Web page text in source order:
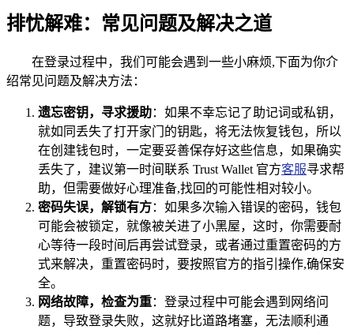
排忧解难：常见问题及解决之道
在登录过程中，我们可能会遇到一些小麻烦,下面为你介
绍常见问题及解决方法：
遗忘密钥，寻求援助：如果不幸忘记了助记词或私钥，
就如同丢失了打开家门的钥匙，将无法恢复钱包，所以
在创建钱包时，一定要妥善保存好这些信息，如果确实
丢失了，建议第一时间联系 Trust Wallet 官方客服寻求帮
助，但需要做好心理准备,找回的可能性相对较小。
密码失误，解锁有方：如果多次输入错误的密码，钱包
可能会被锁定，就像被关进了小黑屋，这时，你需要耐
心等待一段时间后再尝试登录，或者通过重置密码的方
式来解决，重置密码时，要按照官方的指引操作,确保安
全。
网络故障，检查为重：登录过程中可能会遇到网络问
题，导致登录失败，这就好比道路堵塞，无法顺利通